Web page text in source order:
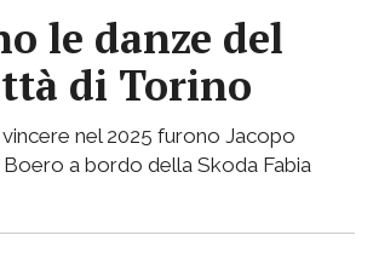
le danze del
di Torino
vincere nel 2025 furono Jacopo
a bordo della Skoda Fabia